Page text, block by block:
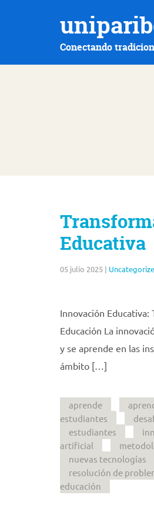
Conectando
Educativa
05 julio 2025 |
Innovación
Educación La
y se aprende en las
ámbito […]
aprende
estudiantes
estudiantes
artificial
nuevas tecnologías
resolución de
educación